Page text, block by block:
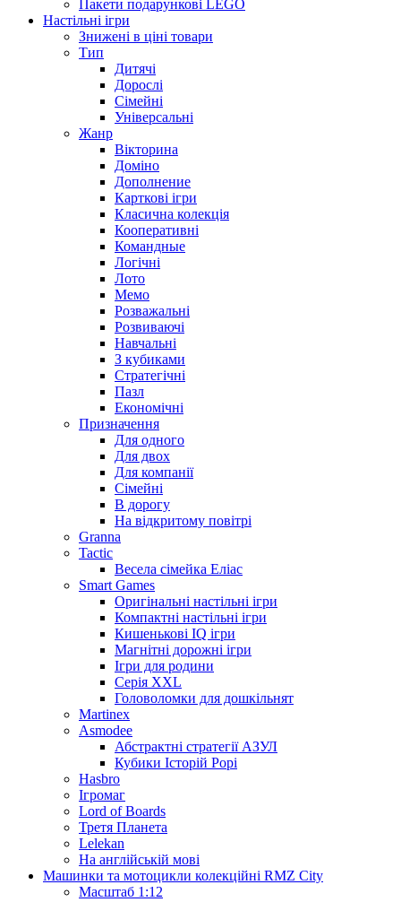
Пакети подарункові LEGO
Настільні ігри
Знижені в ціні товари
Тип
Дитячі
Дорослі
Сімейні
Універсальні
Жанр
Вікторина
Доміно
Дополнение
Карткові ігри
Класична колекція
Кооперативні
Командные
Логічні
Лото
Мемо
Розважальні
Розвиваючі
Навчальні
З кубиками
Стратегічні
Пазл
Економічні
Призначення
Для одного
Для двох
Для компанії
Сімейні
В дорогу
На відкритому повітрі
Granna
Tactic
Весела сімейка Еліас
Smart Games
Оригінальні настільні ігри
Компактні настільні ігри
Кишенькові IQ ігри
Магнітні дорожні ігри
Ігри для родини
Серія XXL
Головоломки для дошкільнят
Martinex
Asmodee
Абстрактні стратегії АЗУЛ
Кубики Історій Рорі
Hasbro
Ігромаг
Lord of Boards
Третя Планета
Lelekan
На англійській мові
Машинки та мотоцикли колекційні RMZ City
Масштаб 1:12